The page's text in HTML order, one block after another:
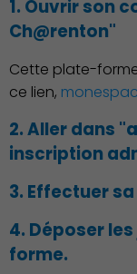
1. Ouvrir son
Ch@renton"
Cette plate-
ce lien,
2. Aller dans
inscription
3. Effectuer
4. Déposer
forme.